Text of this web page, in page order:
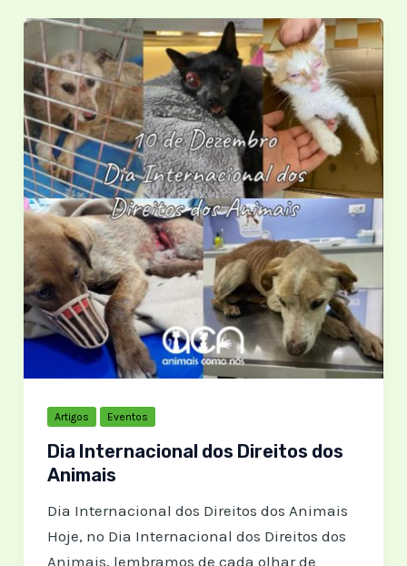
Aqueceu
e
Patinhas!
Artigos Eventos
Dia Internacional dos Direitos dos
Animais
Dia Internacional dos Direitos dos Animais
Hoje, no Dia Internacional dos Direitos dos
Animais, lembramos de cada olhar de